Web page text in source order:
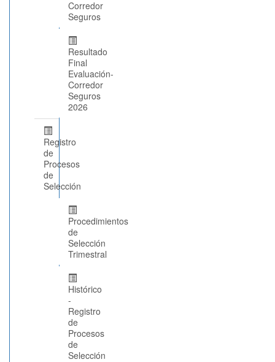
Corredor
Seguros
Resultado
Final
Evaluación-
Corredor
Seguros
2026
Registro
de
Procesos
de
Selección
Procedimientos
de
Selección
Trimestral
Histórico
-
Registro
de
Procesos
de
Selección